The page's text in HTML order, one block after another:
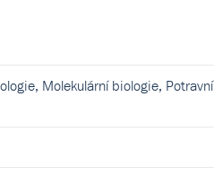
Molekulární biologie, Potravní